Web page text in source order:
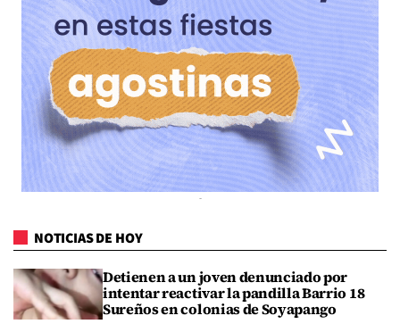
NOTICIAS DE HOY
Detienen a un joven denunciado por
intentar reactivar la pandilla Barrio 18
Sureños en colonias de Soyapango